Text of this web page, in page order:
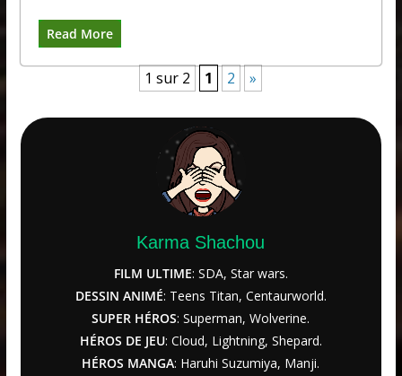
Read More
1 sur 2 1 2 »
Karma Shachou
FILM ULTIME: SDA, Star wars.
DESSIN ANIMÉ: Teens Titan, Centaurworld.
SUPER HÉROS: Superman, Wolverine.
HÉROS DE JEU: Cloud, Lightning, Shepard.
HÉROS MANGA: Haruhi Suzumiya, Manji.